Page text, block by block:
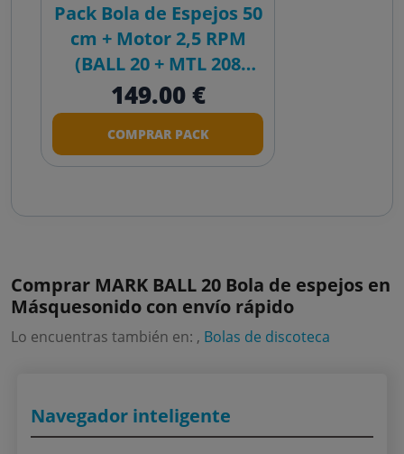
Pack Bola de Espejos 50
cm + Motor 2,5 RPM
(BALL 20 + MTL 208
MKII)
149.00 €
COMPRAR PACK
Comprar MARK BALL 20 Bola de espejos en
Másquesonido con envío rápido
Lo encuentras también en: , Bolas de discoteca
Navegador inteligente